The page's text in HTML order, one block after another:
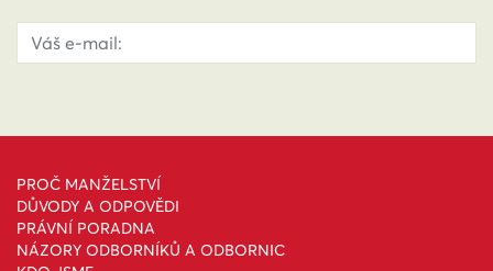
PROČ MANŽELSTVÍ
DŮVODY A ODPOVĚDI
PRÁVNÍ PORADNA
NÁZORY ODBORNÍKŮ A ODBORNIC